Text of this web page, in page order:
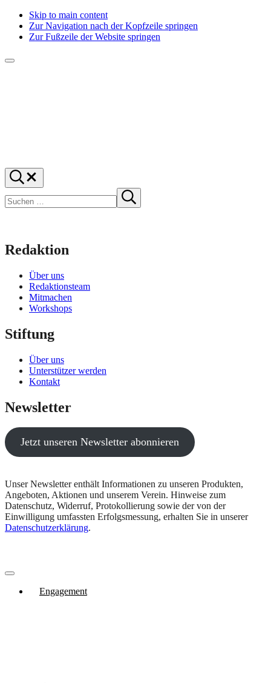
Skip to main content
Zur Navigation nach der Kopfzeile springen
Zur Fußzeile der Website springen
Menü
f1rstlife
Und
was
denkst
du?
Suchen
…
Suche
starten
Redaktion
Über uns
Redaktionsteam
Mitmachen
Workshops
Stiftung
Über uns
Unterstützer werden
Kontakt
Newsletter
Jetzt unseren Newsletter abonnieren
Unser Newsletter enthält Informationen zu unseren Produkten,
Angeboten, Aktionen und unserem Verein. Hinweise zum
Datenschutz, Widerruf, Protokollierung sowie der von der
Einwilligung umfassten Erfolgsmessung, erhalten Sie in unserer
Datenschutzerklärung.
Engagement